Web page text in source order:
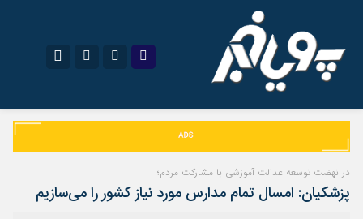
اینستاگرام
تلگرام
سروش
ایتا
آپارات
اپلیکیشن
نام کاربری یا نشانی ایمیل
رمز عبور
در نهضت توسعه عدالت آموزشی با مشارکت مردم؛
پزشکیان: امسال تمام مدارس مورد نیاز کشور را می‌سازیم